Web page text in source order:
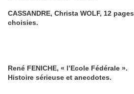
CASSANDRE, Christa WOLF, 12 pages
choisies.
René FENICHE, « l’Ecole Fédérale ».
Histoire sérieuse et anecdotes.